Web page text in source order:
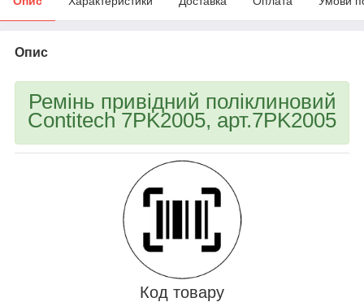
Опис
Ремінь привідний поліклиновий
Contitech 7PK2005, арт.7PK2005
Код товару